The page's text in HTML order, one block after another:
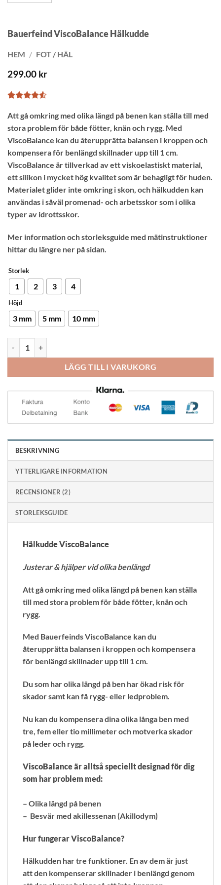
Bauerfeind ViscoBalance Hälkudde
HEM / FOT / HÄL
299.00 kr
4.5av 5
baserat på
kundrecensioner
Att gå omkring med olika längd på benen kan ställa till med
stora problem för både fötter, knän och rygg. Med
ViscoBalance kan du återupprätta balansen i kroppen och
kompensera för benlängd skillnader upp till 1 cm.
ViscoBalance är tillverkad av ett viskoelastiskt material,
ett silikon i mycket hög kvalitet som är behagligt för huden.
Materialet glider inte omkring i skon, och hälkudden kan
användas i såväl promenad- och arbetsskor som i olika
typer av idrottsskor.
Mer information och storleksguide med mätinstruktioner
hittar du längre ner på sidan.
Storlek
1 2 3 4
Höjd
3 mm 5 mm 10 mm
LÄGG TILL I VARUKORG
BESKRIVNING
YTTERLIGARE INFORMATION
RECENSIONER (2)
STORLEKSGUIDE
Hälkudde ViscoBalance
Justerar & hjälper vid olika benlängd
Att gå omkring med olika längd på benen kan ställa
till med stora problem för både fötter, knän och
rygg.
Med Bauerfeinds ViscoBalance kan du
återupprätta balansen i kroppen och kompensera
för benlängd skillnader upp till 1 cm.
Du som har olika längd på ben har ökad risk för
skador samt kan få rygg- eller ledproblem.
Nu kan du kompensera dina olika långa ben med
tre, fem eller tio millimeter och motverka skador
på leder och rygg.
ViscoBalance är alltså speciellt designad för dig
som har problem med:
– Olika längd på benen
– Besvär med akillessenan (Akillodym)
Hur fungerar ViscoBalance?
Hälkudden har tre funktioner. En av dem är just
att den kompenserar skillnader i benlängd genom